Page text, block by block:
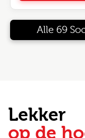
Alle 69
Lekker
op de